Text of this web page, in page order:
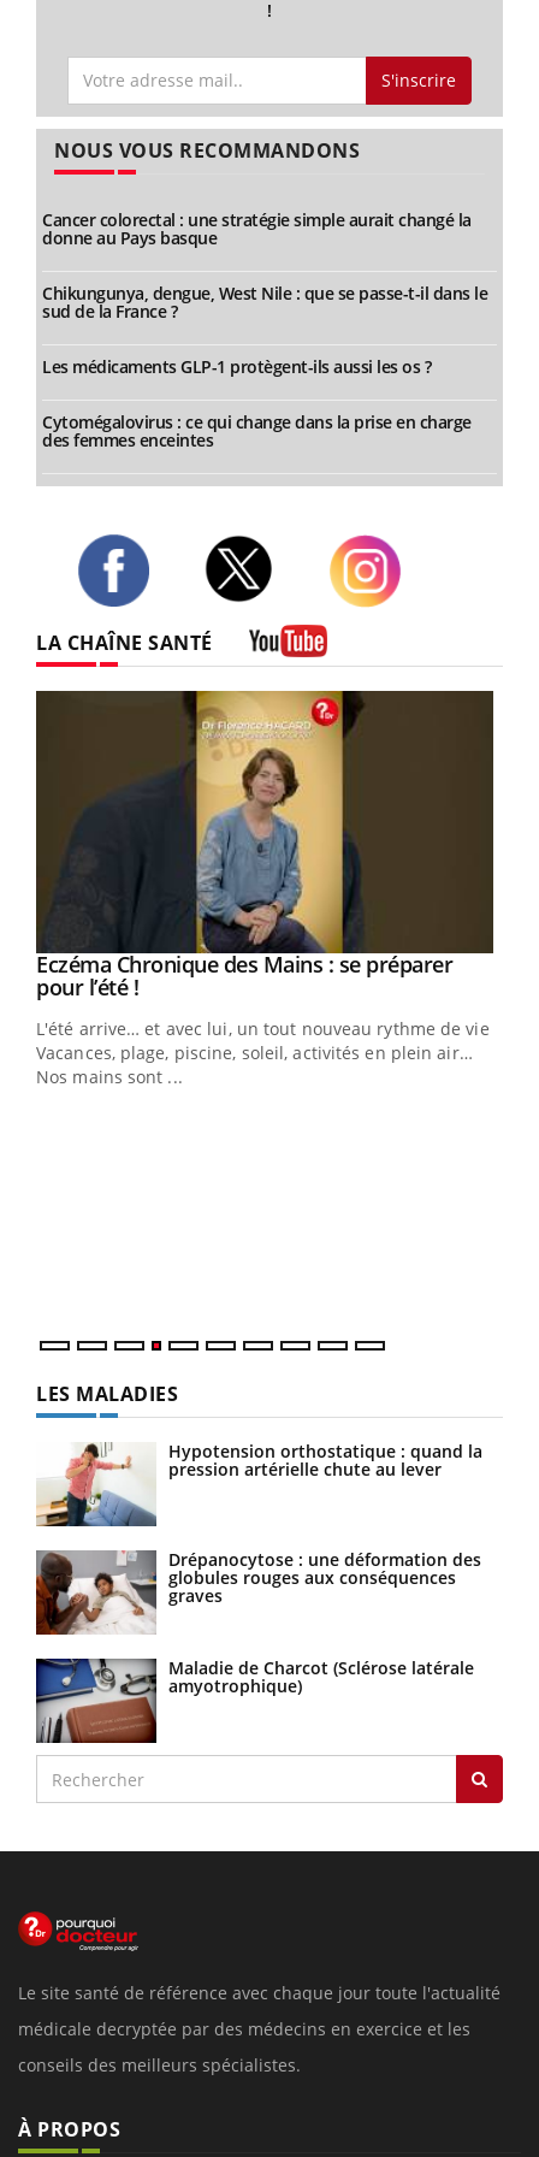
!
S'inscrire
NOUS VOUS RECOMMANDONS
Cancer colorectal : une stratégie simple aurait changé la
donne au Pays basque
Chikungunya, dengue, West Nile : que se passe-t-il dans le
sud de la France ?
Les médicaments GLP-1 protègent-ils aussi les os ?
Cytomégalovirus : ce qui change dans la prise en charge
des femmes enceintes
LA CHAÎNE SANTÉ
Youtube
Eczéma Chronique des Mains : se préparer
pour l’été !Youtube
L'été arrive… et avec lui, un tout nouveau rythme de vie !
Vacances, plage, piscine, soleil, activités en plein air…
Nos mains sont ...
LES MALADIES
Hypotension orthostatique : quand la
pression artérielle chute au lever
Drépanocytose : une déformation des
globules rouges aux conséquences
graves
Maladie de Charcot (Sclérose latérale
amyotrophique)
Le site santé de référence avec chaque jour toute l'actualité
médicale decryptée par des médecins en exercice et les
conseils des meilleurs spécialistes.
À PROPOS